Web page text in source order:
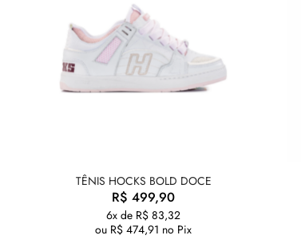
TÊNIS HOCKS BOLD DOCE
R$ 499,90
6x de R$ 83,32
ou R$ 474,91 no Pix